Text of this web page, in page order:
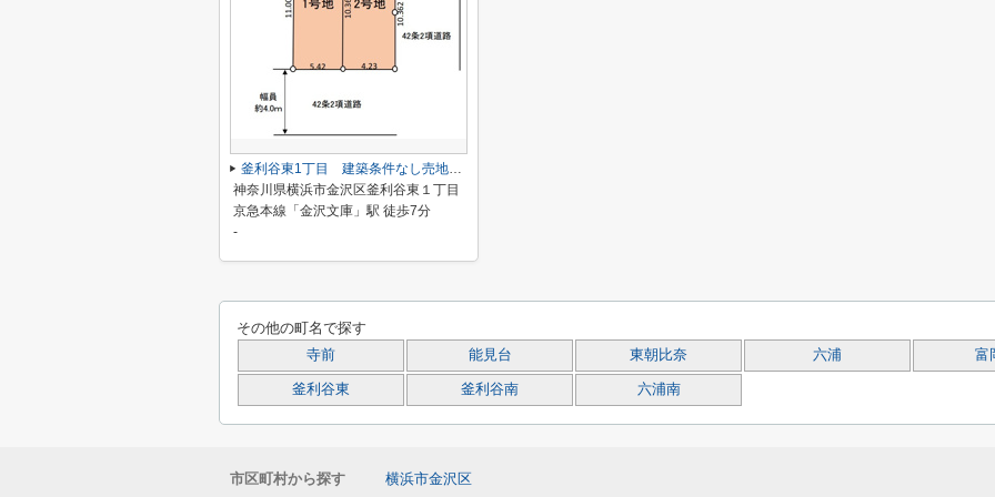
釜利谷東1丁目 建築条件なし売地 1号地
神奈川県横浜市金沢区釜利谷東１丁目
京急本線「金沢文庫」駅 徒歩7分
-
その他の町名で探す
寺前 能見台 東朝比奈 六浦 富
釜利谷東 釜利谷南 六浦南
市区町村から探す 横浜市金沢区